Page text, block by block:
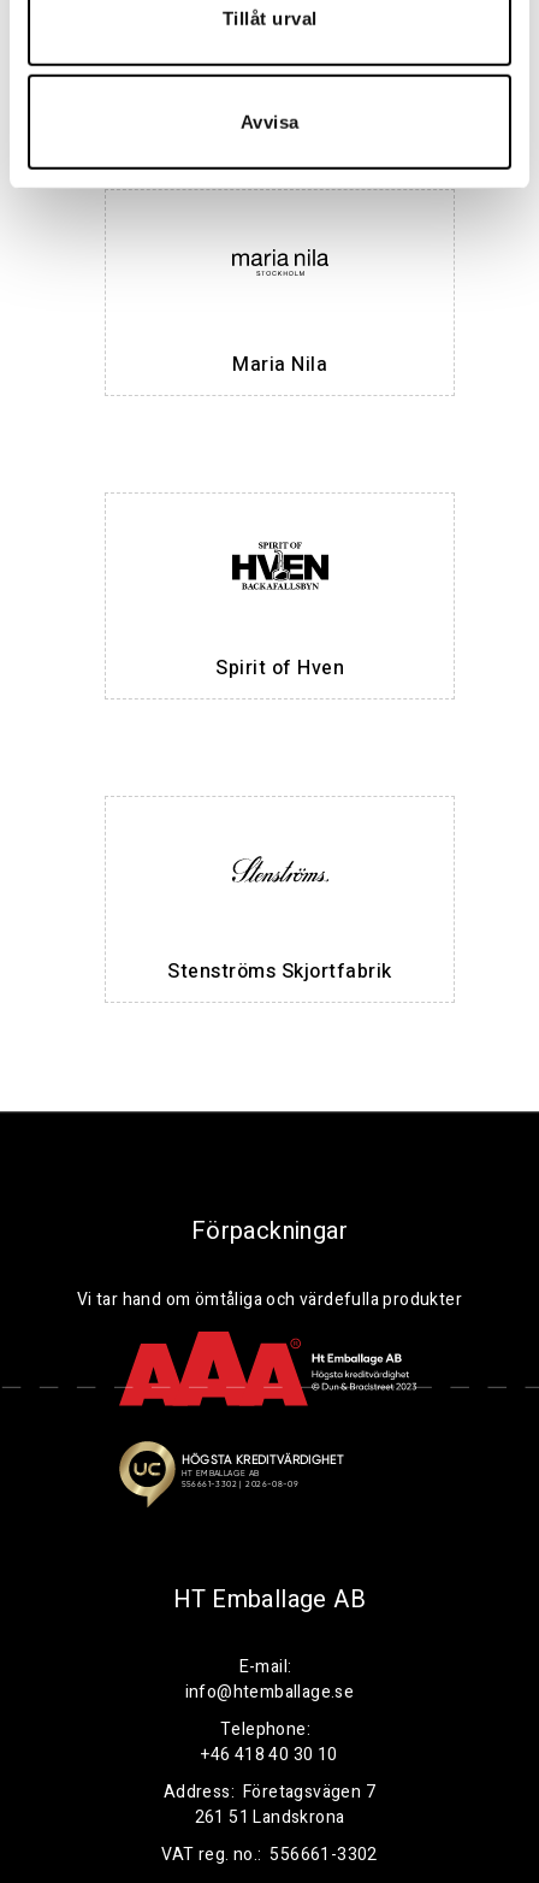
Tillåt urval
Avvisa
Hemmakväll
Maria Nila
Spirit of Hven
Stenströms Skjortfabrik
Förpackningar
Vi tar hand om ömtåliga och värdefulla produkter
HT Emballage AB
E-mail:
info@htemballage.se
Telephone:
+46 418 40 30 10
Address: Företagsvägen 7
261 51 Landskrona
VAT reg. no.: 556661-3302